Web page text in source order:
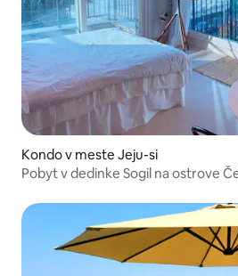
Kondo v meste Jeju-si
Pobyt v dedinke Sogil na ostrove